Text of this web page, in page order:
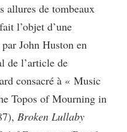
allures de tombeaux
l’objet d’une
John Huston en
de l’article de
consacré à « Music
Topos of Mourning in
Broken Lullaby